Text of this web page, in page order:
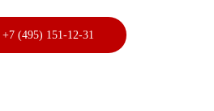
+7 (495) 151-12-31